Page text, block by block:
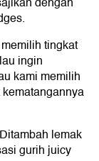
tingkat
ingin
kami memilih
lemak
gurih juicy